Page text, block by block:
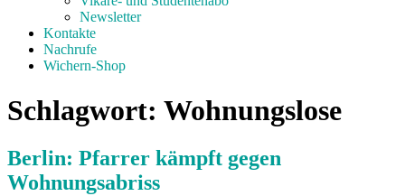
Newsletter
Kontakte
Nachrufe
Wichern-Shop
Schlagwort: Wohnungslose
Berlin: Pfarrer kämpft gegen
Wohnungsabriss